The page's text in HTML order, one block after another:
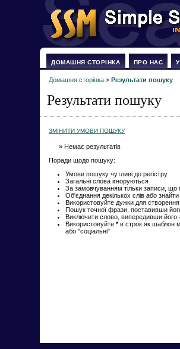
ДОМАШНЯ СТОРІНКА ПРО НАС
Домашня сторінка >Результати пошуку
Результати пошуку
ЗМІНИТИ УМОВИ ПОШУКУ
» Немає результатів
Поради щодо пошуку:
Умови пошуку чутливі до регістру
Загальні слова ігноруються
За замовчуванням тільки записи, що
Об'єднання декількох слівабо
Використовуйте дужки для
Пошук точної фрази, поставивши
Виключити слово, випередивши його
Використовуйте*в строк як шаблон
або "соціальні"